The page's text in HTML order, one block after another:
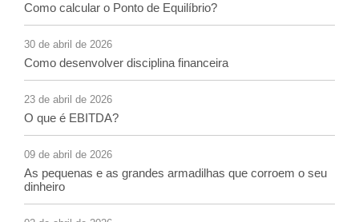
Como calcular o Ponto de Equilíbrio?
30 de abril de 2026
Como desenvolver disciplina financeira
23 de abril de 2026
O que é EBITDA?
09 de abril de 2026
As pequenas e as grandes armadilhas que corroem o seu
dinheiro